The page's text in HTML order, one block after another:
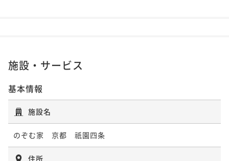
施設・サービス
基本情報
施設名
のぞむ家 京都 祇園四条
住所